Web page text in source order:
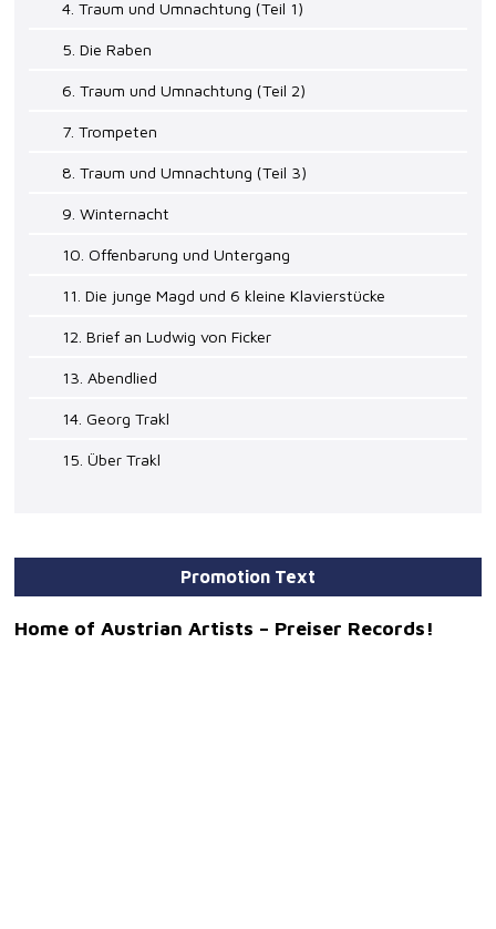
4. Traum und Umnachtung (Teil 1)
5. Die Raben
6. Traum und Umnachtung (Teil 2)
7. Trompeten
8. Traum und Umnachtung (Teil 3)
9. Winternacht
10. Offenbarung und Untergang
11. Die junge Magd und 6 kleine Klavierstücke
12. Brief an Ludwig von Ficker
13. Abendlied
14. Georg Trakl
15. Über Trakl
Promotion Text
Home of Austrian Artists – Preiser Records!